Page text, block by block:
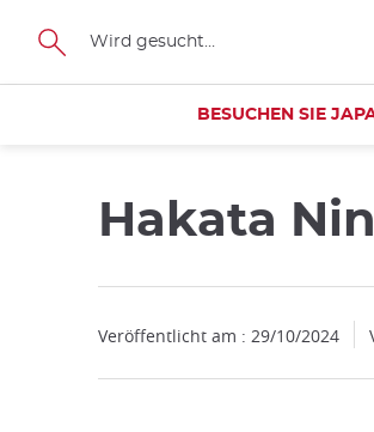
Größe
BESUCHEN SIE
Hakata
Veröffentlicht am : 29/10/2024